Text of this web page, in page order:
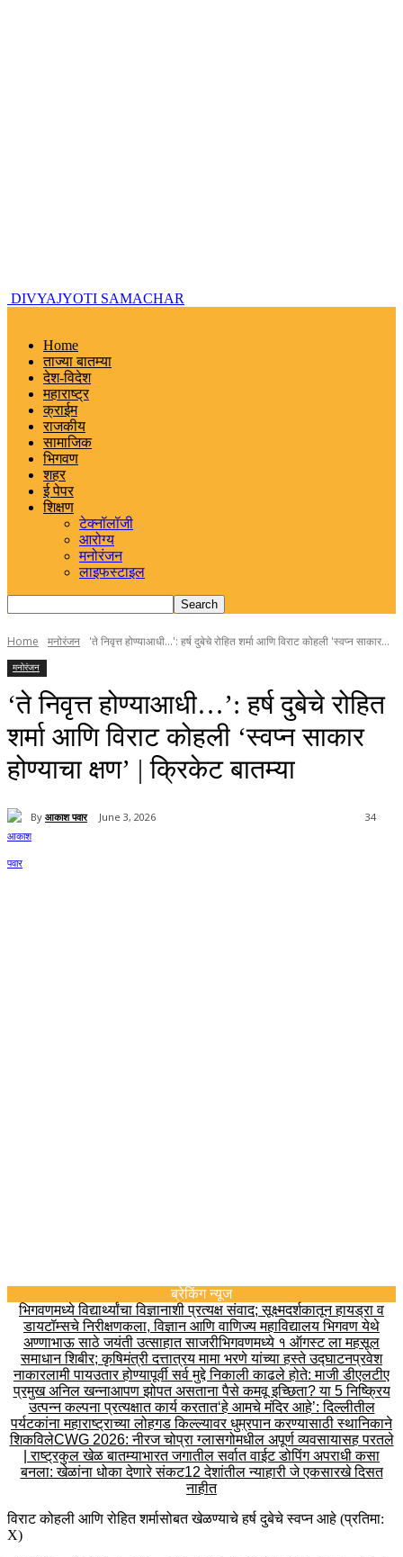
DIVYAJYOTI SAMACHAR
Home
ताज्या बातम्या
देश-विदेश
महाराष्ट्र
क्राईम
राजकीय
सामाजिक
भिगवण
शहर
ई पेपर
शिक्षण
टेक्नॉलॉजी
आरोग्य
मनोरंजन
लाइफस्टाइल
Home मनोरंजन 'ते निवृत्त होण्याआधी...': हर्ष दुबेचे रोहित शर्मा आणि विराट कोहली 'स्वप्न साकार...
मनोरंजन
‘ते निवृत्त होण्याआधी…’: हर्ष दुबेचे रोहित
शर्मा आणि विराट कोहली ‘स्वप्न साकार
होण्याचा क्षण’ | क्रिकेट बातम्या
By आकाश पवार June 3, 2026 34
ब्रेकिंग न्यूज
भिगवणमध्ये विद्यार्थ्यांचा विज्ञानाशी प्रत्यक्ष संवाद; सूक्ष्मदर्शकातून हायड्रा व
डायटॉम्सचे निरीक्षणकला, विज्ञान आणि वाणिज्य महाविद्यालय भिगवण येथे
अण्णाभाऊ साठे जयंती उत्साहात साजरीभिगवणमध्ये १ ऑगस्ट ला महसूल
समाधान शिबीर; कृषिमंत्री दत्तात्रय मामा भरणे यांच्या हस्ते उद्घाटनप्रवेश
नाकारलामी पायउतार होण्यापूर्वी सर्व मुद्दे निकाली काढले होते: माजी डीएलटीए
प्रमुख अनिल खन्नाआपण झोपत असताना पैसे कमवू इच्छिता? या 5 निष्क्रिय
उत्पन्न कल्पना प्रत्यक्षात कार्य करतात‘हे आमचे मंदिर आहे’: दिल्लीतील
पर्यटकांना महाराष्ट्राच्या लोहगड किल्ल्यावर धुम्रपान करण्यासाठी स्थानिकाने
शिकविलेCWG 2026: नीरज चोप्रा ग्लासगोमधील अपूर्ण व्यवसायासह परतले
| राष्ट्रकुल खेळ बातम्याभारत जगातील सर्वात वाईट डोपिंग अपराधी कसा
बनला: खेळांना धोका देणारे संकट12 देशांतील न्याहारी जे एकसारखे दिसत
नाहीत
विराट कोहली आणि रोहित शर्मासोबत खेळण्याचे हर्ष दुबेचे स्वप्न आहे (प्रतिमा:
X)